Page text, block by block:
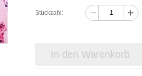
Stückzahl:
In den Warenkorb